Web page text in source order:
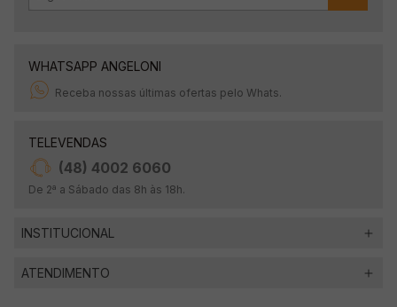
WHATSAPP ANGELONI
Receba nossas últimas ofertas pelo Whats.
TELEVENDAS
(48) 4002 6060
De 2ª a Sábado das 8h às 18h.
INSTITUCIONAL
ATENDIMENTO